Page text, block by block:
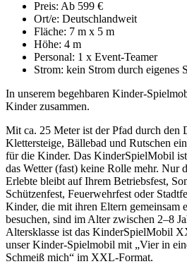
Preis: Ab 599 €
Ort/e: Deutschlandweit
Fläche: 7 m x 5 m
Höhe: 4 m
Personal: 1 x Event-Teamer
Strom: kein Strom durch eigenes
In unserem begehbaren Kinder-
Kinder zusammen.
Mit ca. 25 Meter ist der Pfad durch den
Klettersteige, Bällebad und Rutschen
für die Kinder. Das KinderSpielMobil
das Wetter (fast) keine Rolle mehr. Nur
Erlebte bleibt auf Ihrem Betriebsfest,
Schützenfest, Feuerwehrfest oder
Kinder, die mit ihren Eltern gemeinsam
besuchen, sind im Alter zwischen 2–8
Altersklasse ist das KinderSpielMobil
unser Kinder-Spielmobil mit „Vier in
Schmeiß mich“ im XXL-Format.